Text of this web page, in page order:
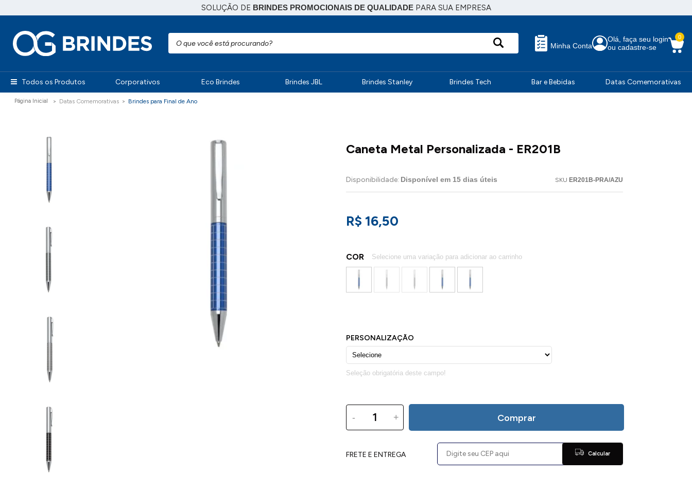
SOLUÇÃO DE BRINDES PROMOCIONAIS DE QUALIDADEPARA SUA EMPRESA
Minha Conta
Olá, faça seu login
ou cadastre-se
0
Todos os Produtos Corporativos Eco Brindes Brindes JBL Brindes Stanley Brindes Tech Bar e Bebidas Datas Comemorativas
Datas Comemorativas Brindes para Final de Ano
Caneta Metal Personalizada - ER201B
Disponibilidade: Disponível em 15 dias úteis SKU ER201B-PRA/AZU
R$ 16,50
COR
- + Comprar
FRETE E ENTREGA Calcular